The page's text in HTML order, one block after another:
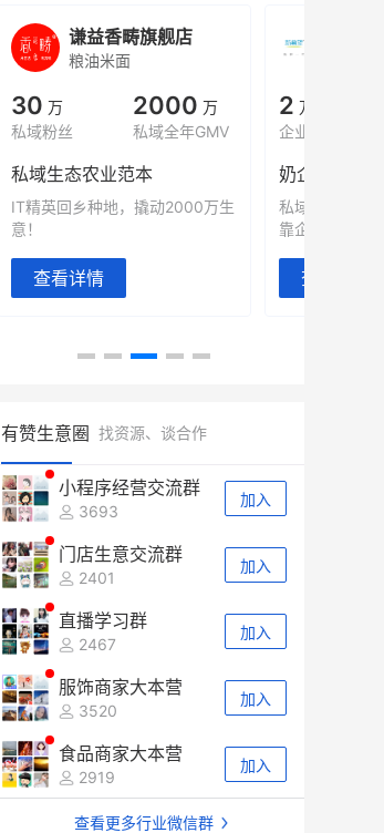
白帝牛奶旗舰店
小吃快餐
2 万人
900 万
年销售额
奶企靠企业微信销售额翻8倍
私域样本打法！新希望白帝乳业
靠企业微信实现销售额翻 8 倍！
查看详情
80%
复购率
国民品牌副
三只松鼠旗下
牌，22天便拿
查看详情
有赞生意圈 找资源、谈合作
小程序经营交流群
3693
加入
门店生意交流群
2401
加入
直播学习群
2467
加入
服饰商家大本营
3520
加入
食品商家大本营
2919
加入
查看更多行业微信群